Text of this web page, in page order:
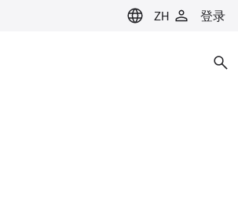
ZH 登录